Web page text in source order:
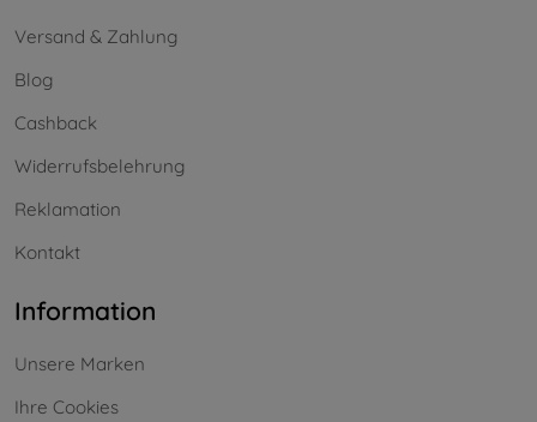
Versand & Zahlung
Blog
Cashback
Widerrufsbelehrung
Reklamation
Kontakt
Information
Unsere Marken
Ihre Cookies